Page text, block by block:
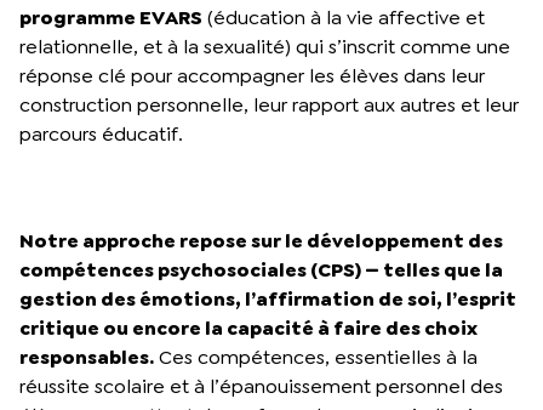
programme EVARS (éducation à la vie affective et
relationnelle, et à la sexualité) qui s’inscrit comme une
réponse clé pour accompagner les élèves dans leur
construction personnelle, leur rapport aux autres et leur
parcours éducatif.
Notre approche repose sur le développement des
compétences psychosociales (CPS) — telles que la
gestion des émotions, l’affirmation de soi, l’esprit
critique ou encore la capacité à faire des choix
responsables.Ces compétences, essentielles à la
réussite scolaire et à l’épanouissement personnel des